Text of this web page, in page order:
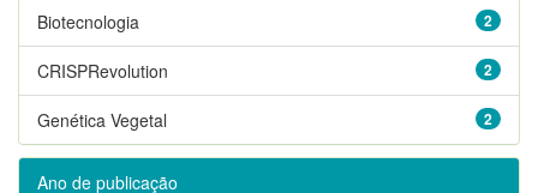
2
Biotecnologia
2
CRISPRevolution
2
Genética Vegetal
Ano de publicação